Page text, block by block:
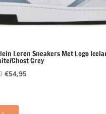
Leren Sneakers Met Logo
Ghost Grey
Oorspronkelijke
€109,90.
€54,95Huidige